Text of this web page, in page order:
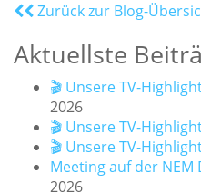
Zurück zur Blog-
Aktuellste
🎬 Unsere TV-
2026
🎬 Unsere TV-
🎬 Unsere TV-
Meeting auf der NEM
2026